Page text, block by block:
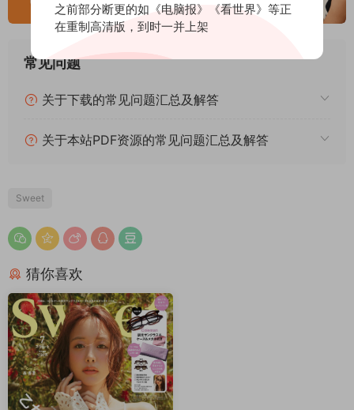
常见问题
关于下载的常见问题汇总及解答
关于本站PDF资源的常见问题汇总及解答
Sweet
猜你喜欢
之前部分断更的如《电脑报》《看世界》等正
在重制高清版，到时一并上架